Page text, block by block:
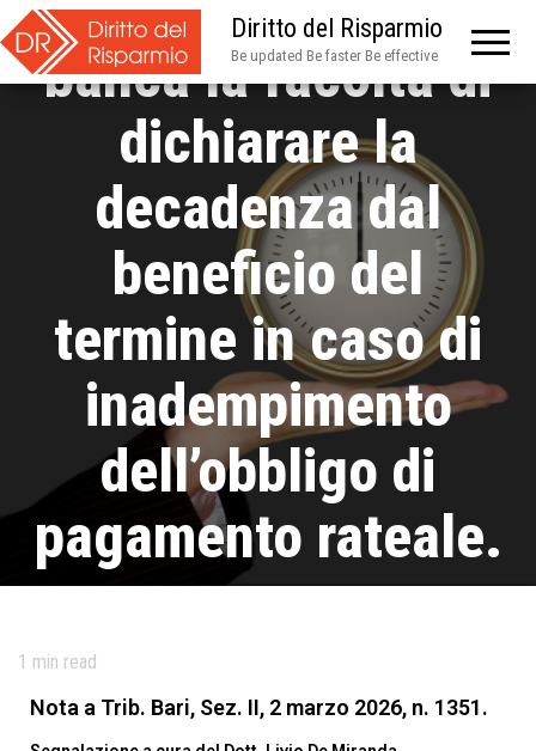
Diritto del Risparmio
Be updated Be faster Be effective
banca la facoltà di
dichiarare la
decadenza dal
beneficio del
termine in caso di
inadempimento
dell’obbligo di
pagamento rateale.
Tag art. 33 cod. cons.
termine
pagamento rateale
1 min read
Nota a Trib. Bari, Sez. II, 2 marzo 2026, n. 1351.